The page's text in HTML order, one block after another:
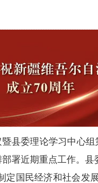
县委理论学习中心
署近期重点工作。县
国民经济和社会发